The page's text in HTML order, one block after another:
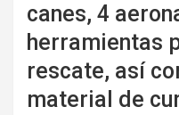
canes, 4
herramientas
rescate, así
material de